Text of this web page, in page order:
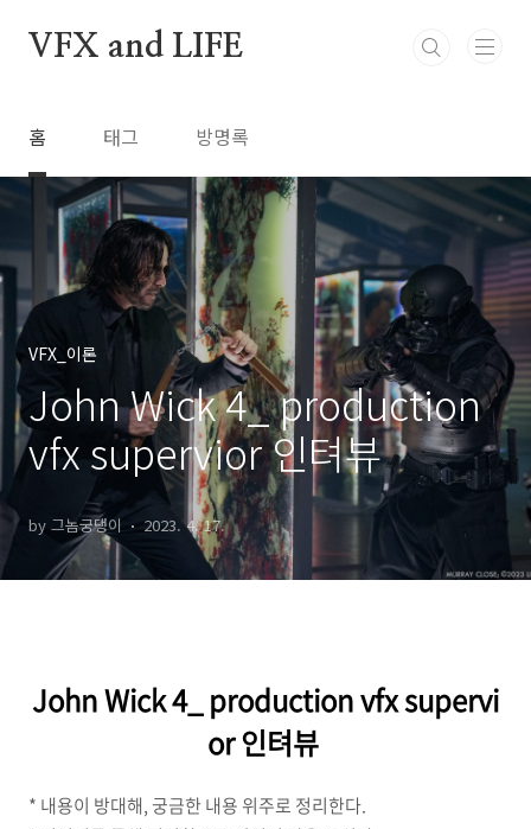
VFX and LIFE
홈 태그 방명록
VFX_이론
John Wick 4_ production
vfx supervior 인텨뷰
by 그놈궁댕이 2023. 4. 17.
John Wick 4_ production vfx supervi
or 인텨뷰
* 내용이 방대해, 궁금한 내용 위주로 정리한다.